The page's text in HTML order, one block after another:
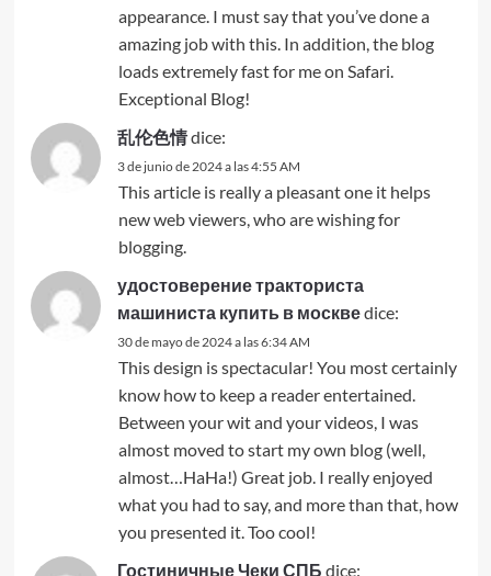
appearance. I must say that you’ve done a
amazing job with this. In addition, the blog
loads extremely fast for me on Safari.
Exceptional Blog!
乱伦色情dice:
3 de junio de 2024 a las 4:55 AM
This article is really a pleasant one it helps
new web viewers, who are wishing for
blogging.
удостоверение тракториста
машиниста купить в москвеdice:
30 de mayo de 2024 a las 6:34 AM
This design is spectacular! You most certainly
know how to keep a reader entertained.
Between your wit and your videos, I was
almost moved to start my own blog (well,
almost…HaHa!) Great job. I really enjoyed
what you had to say, and more than that, how
you presented it. Too cool!
Гостиничные Чеки СПБ dice: